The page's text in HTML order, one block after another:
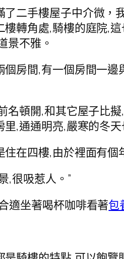
了二手樓屋子中介微，
樓轉角處,騎樓的庭院,
景不雅。
個房間,有一個房間一
名頓開,和其它屋子比
里,通通明亮,嚴寒的冬天
住在四樓,由於裡面有
,很吸惹人。”
適坐著喝杯咖啡看著包